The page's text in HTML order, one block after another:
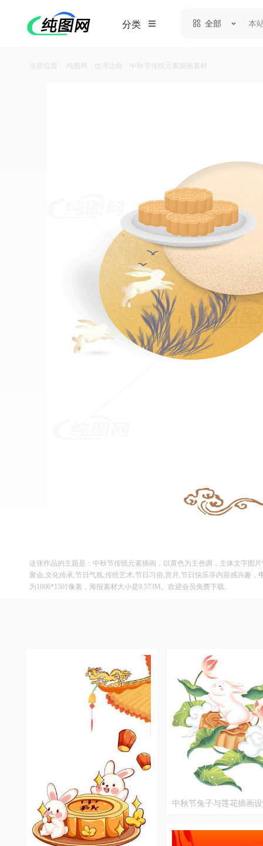
分类 全部
当前位置： 纯图网 纹理边框 中秋节传统元素插画素材
这张作品的主题是：中秋节传统元素插画，以黄色为主色调，主体文字图
聚会,文化传承,节日气氛,传统艺术,节日习俗,赏月,节日快乐等内容感兴趣，
为1006*1501像素，海报素材大小是9.573M。欢迎会员免费下载。
中秋节兔子与莲花插画